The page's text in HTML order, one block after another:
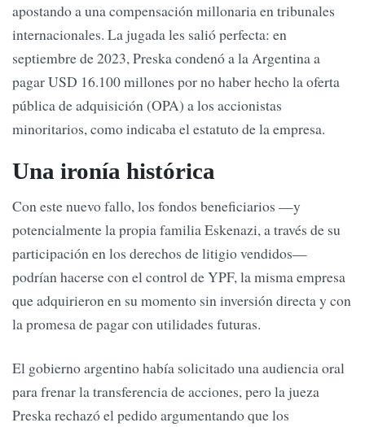
apostando a una compensación millonaria en tribunales
internacionales. La jugada les salió perfecta: en
septiembre de 2023, Preska condenó a la Argentina a
pagar USD 16.100 millones por no haber hecho la oferta
pública de adquisición (OPA) a los accionistas
minoritarios, como indicaba el estatuto de la empresa.
Una ironía histórica
Con este nuevo fallo, los fondos beneficiarios —y
potencialmente la propia familia Eskenazi, a través de su
participación en los derechos de litigio vendidos—
podrían hacerse con el control de YPF, la misma empresa
que adquirieron en su momento sin inversión directa y con
la promesa de pagar con utilidades futuras.
El gobierno argentino había solicitado una audiencia oral
para frenar la transferencia de acciones, pero la jueza
Preska rechazó el pedido argumentando que los